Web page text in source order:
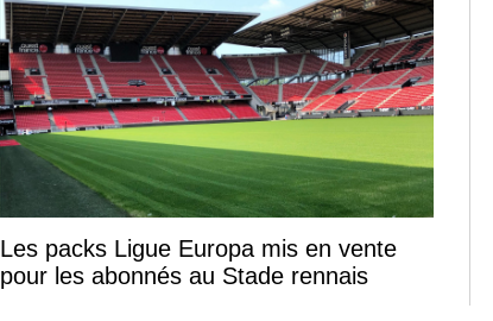
Les packs Ligue Europa mis en vente
pour les abonnés au Stade rennais